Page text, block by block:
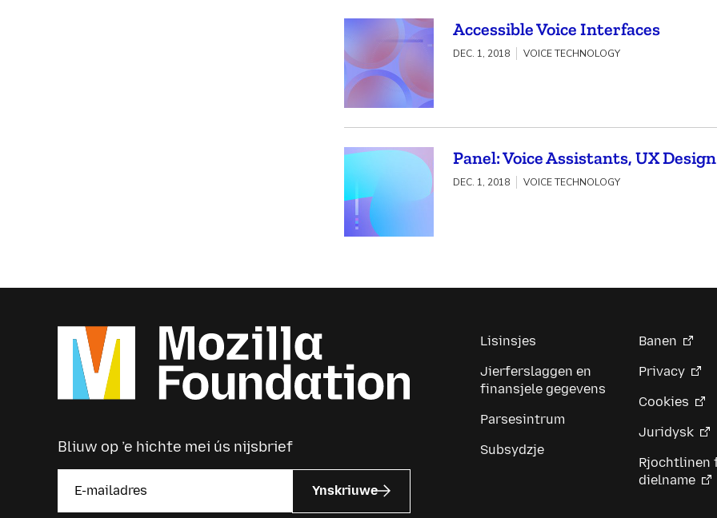
Accessible Voice Interfaces
DEC. 1, 2018 VOICE TECHNOLOGY
Panel: Voice Assistants, UX
DEC. 1, 2018 VOICE TECHNOLOGY
Bliuw op ’e hichte mei ús nijsbrief
Ynskriuwe
Lisinsjes
Jierferslaggen en
finansjele gegevens
Parsesintrum
Subsydzje
Banen
Privacy
Cookies
Juridysk
Rjochtlinen
dielname